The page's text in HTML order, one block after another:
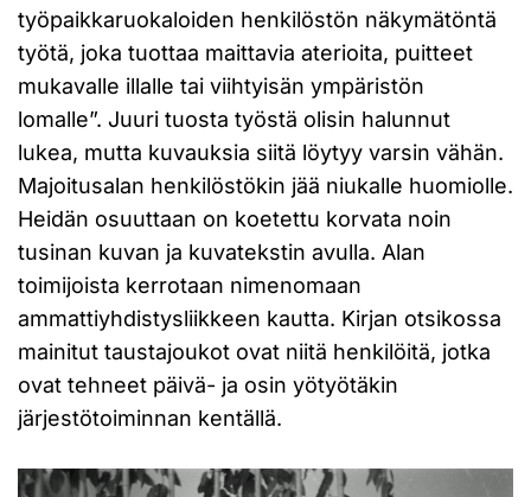
työpaikkaruokaloiden henkilöstön näkymätöntä
työtä, joka tuottaa maittavia aterioita, puitteet
mukavalle illalle tai viihtyisän ympäristön
lomalle”. Juuri tuosta työstä olisin halunnut
lukea, mutta kuvauksia siitä löytyy varsin vähän.
Majoitusalan henkilöstökin jää niukalle huomiolle.
Heidän osuuttaan on koetettu korvata noin
tusinan kuvan ja kuvatekstin avulla. Alan
toimijoista kerrotaan nimenomaan
ammattiyhdistysliikkeen kautta. Kirjan otsikossa
mainitut taustajoukot ovat niitä henkilöitä, jotka
ovat tehneet päivä- ja osin yötyötäkin
järjestötoiminnan kentällä.